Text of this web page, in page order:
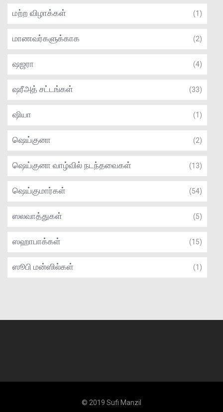
மற்ற விழாக்கள் (1)
மாணவர்களுக்காக (2)
ஷஜரா (4)
ஷரீஅத் சட்டங்கள் (33)
ஷியா (1)
ஷெய்குனா (2)
ஷெய்குனா வாழ்வில் நடந்தவைகள் (13)
ஷெய்குமார்கள் (54)
ஸலவாத்துகள் (5)
ஸஹாபாக்கள் (15)
ஸூபி மன்ஸில்கள் (1)
© 2019 Sufi Manzil